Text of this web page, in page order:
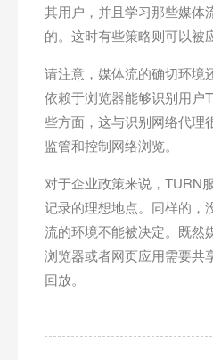
其用户，并且学习那些媒体
的。这时有些策略则可以被
请注意，媒体流的确切环境
依赖于浏览器能够识别用户
些方面，这与识别网络代理
监管和控制网络浏览。
对于企业政策来说，TURN
记录的理想地点。同样的，
流的环境不能被决定。既然
浏览器或者网页应用需要共
回放。